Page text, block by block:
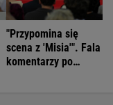
"Przypomina się
scena z 'Misia'". Fala
komentarzy po